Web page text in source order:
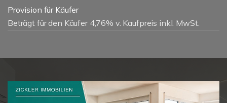
Provision für Käufer
Beträgt für den Käufer 4,76% v. Kaufpreis inkl. MwSt.